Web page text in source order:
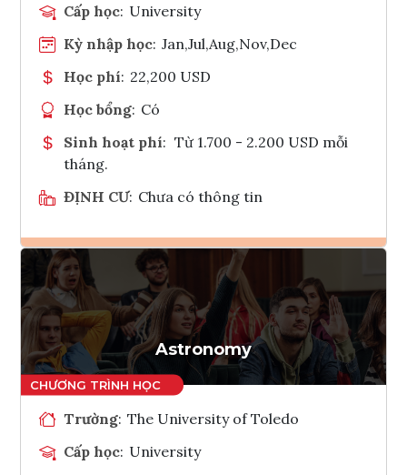
Cấp học: University
Kỳ nhập học: Jan,Jul,Aug,Nov,Dec
Học phí: 22,200 USD
Học bổng: Có
Sinh hoạt phí: Từ 1.700 - 2.200 USD mỗi
tháng.
ĐỊNH CƯ: Chưa có thông tin
Ghi danh
Tham vấn Interlink
Astronomy
Trường: The University of Toledo
Cấp học: University